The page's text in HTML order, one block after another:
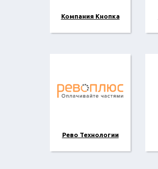
Компания Кнопка
Рево Технологии